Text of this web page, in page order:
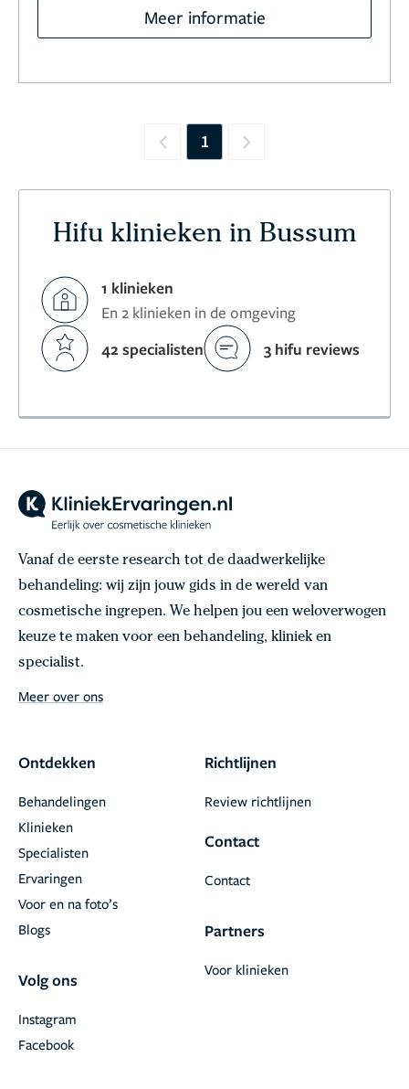
Meer informatie
Previous
1 Next
Hifu klinieken in Bussum
1 klinieken
En 2 klinieken in de omgeving
42 specialisten
3 hifu reviews
Vanaf de eerste research tot de daadwerkelijke
behandeling: wij zijn jouw gids in de wereld van
cosmetische ingrepen. We helpen jou een weloverwogen
keuze te maken voor een behandeling, kliniek en
specialist.
Meer over ons
Ontdekken
Behandelingen
Klinieken
Specialisten
Ervaringen
Voor en na foto’s
Blogs
Volg ons
Facebook
Instagram
Richtlijnen
Review richtlijnen
Contact
Contact
Partners
Voor klinieken